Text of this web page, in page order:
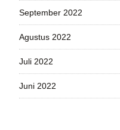
September 2022
Agustus 2022
Juli 2022
Juni 2022